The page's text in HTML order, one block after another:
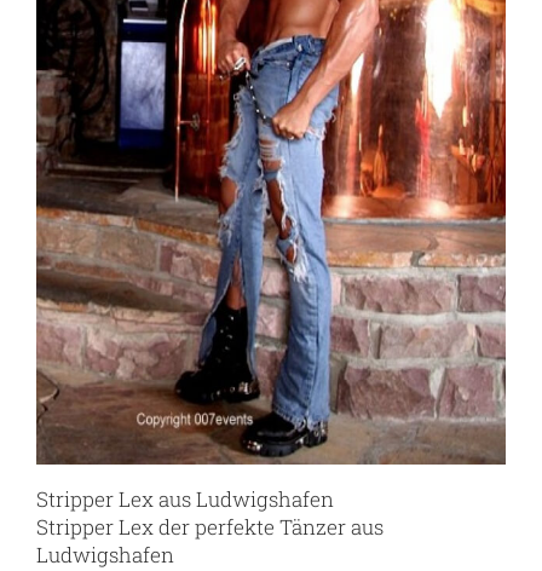
Stripper Lex aus Ludwigshafen
Stripper Lex der perfekte Tänzer aus
Ludwigshafen